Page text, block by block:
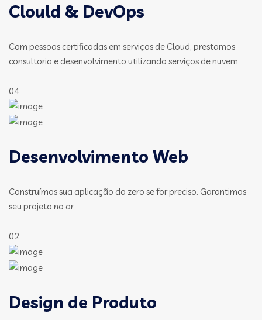
Clould & DevOps
Com pessoas certificadas em serviços de Cloud, prestamos
consultoria e desenvolvimento utilizando serviços de nuvem
04
Desenvolvimento Web
Construímos sua aplicação do zero se for preciso. Garantimos
seu projeto no ar
02
Design de Produto